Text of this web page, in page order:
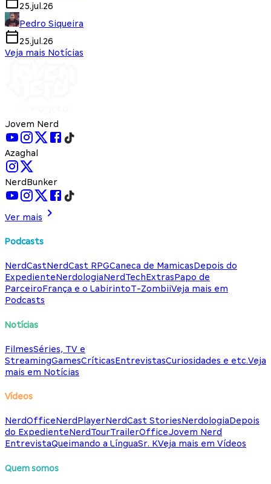
25.jul.26
Pedro Siqueira
25.jul.26
Veja mais Notícias
Jovem Nerd
Azaghal
NerdBunker
Ver mais
Podcasts
NerdCastNerdCast RPGCaneca de MamicasDepois do
ExpedienteNerdologiaNerdTechExtrasPapo de
ParceiroFrança e o LabirintoT-ZombiiVeja mais em
Podcasts
Notícias
FilmesSéries, TV e
StreamingGamesCríticasEntrevistasCuriosidades e etc.Veja
mais em Notícias
Vídeos
NerdOfficeNerdPlayerNerdCast StoriesNerdologiaDepois
do ExpedienteNerdTourTrailerOfficeJovem Nerd
EntrevistaQueimando a LínguaSr. KVeja mais em Vídeos
Quem somos